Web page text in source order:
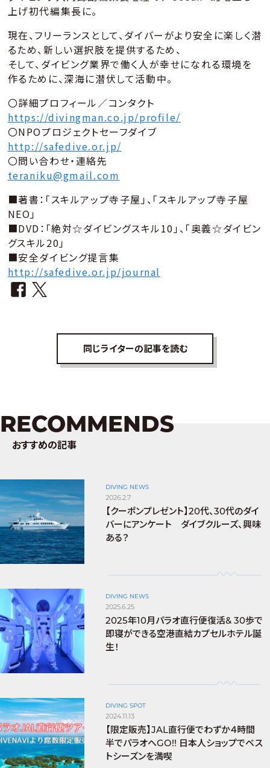
上げ初代編集長に。
現在、フリーランスとして、ダイバーがより安全に楽しく潜
るため、新しい選択肢を提供するため、
そして、ダイビング業界で働く人が幸せになれる環境を
作るために、深海に潜伏して活動中。
〇詳細プロフィール／コンタクト
https://divingman.co.jp/profile/
〇NPOプロジェクトセーフダイブ
http://safedive.or.jp/
〇問い合わせ・連絡先
teraniku@gmail.com
■著書：「スキルアップ寺子屋」、「スキルアップ寺子屋
NEO」
■DVD：「絶対☆ダイビングスキル10」、「奥義☆ダイビン
グスキル20」
■安全ダイビング提言集
http://safedive.or.jp/journal
同じライターの記事を読む
RECOMMENDS
おすすめの記事
DIVING NEWS
2026.2.7
【クーポンプレゼント】20代、30代のダイ
バーにアンケート ダイブクルーズ、興味
ある？
DIVING NEWS
2025.6.25
2025年10月パラオ直行便復活& 30歩で
即寝ができる空港直結カプセルホテル誕
生！
DIVING SPOT
2024.11.13
【限定販売】JAL直行便でわずか４時間
半でパラオへGO!! 日本人ショップでベス
トシーズンを満喫